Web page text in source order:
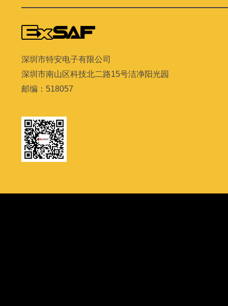
深圳市特安电子有限公司
深圳市南山区科技北二路15号洁净阳光园
邮编： 518057